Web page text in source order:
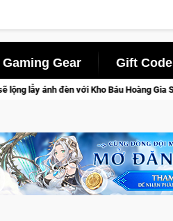
Gaming Gear Gift Code
Hoàng Gia Sapphire Neon Punk